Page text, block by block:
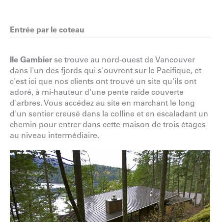
Entrée par le coteau
Ile Gambier se trouve au nord-ouest de Vancouver
dans l'un des fjords qui s'ouvrent sur le Pacifique, et
c'est ici que nos clients ont trouvé un site qu'ils ont
adoré, à mi-hauteur d'une pente raide couverte
d'arbres. Vous accédez au site en marchant le long
d'un sentier creusé dans la colline et en escaladant un
chemin pour entrer dans cette maison de trois étages
au niveau intermédiaire.